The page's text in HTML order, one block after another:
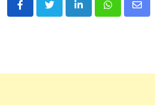
LinkedInWhatsappShare